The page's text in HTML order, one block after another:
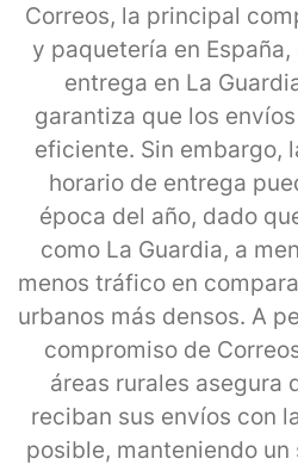
Correos, la principal
y paquetería en
entrega en La
garantiza que los
eficiente. Sin embargo,
horario de entrega
época del año, dado
como La Guardia, a
menos tráfico en
urbanos más densos. A
compromiso de
áreas rurales asegura
reciban sus envíos con
posible, manteniendo